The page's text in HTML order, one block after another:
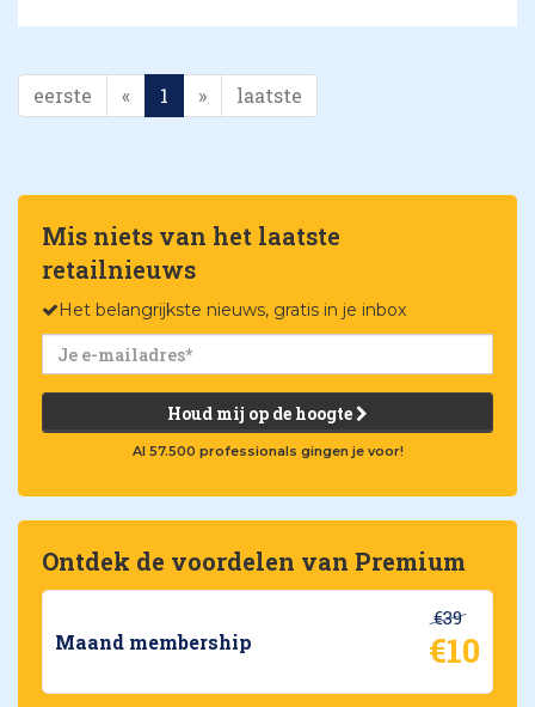
eerste « 1 » laatste
Mis niets van het laatste
retailnieuws
Het belangrijkste nieuws, gratis in je inbox
Houd mij op de hoogte
Al 57.500 professionals gingen je voor!
Ontdek de voordelen van Premium
Maand membership
€39
€10